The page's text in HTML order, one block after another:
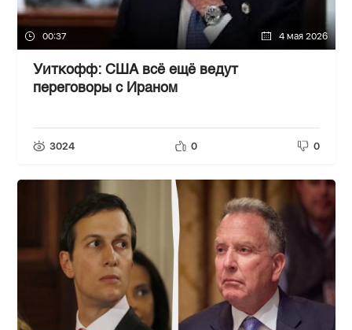
00:37 4 мая 2026
Уиткофф: США всё ещё ведут
переговоры с Ираном
3024 0 0